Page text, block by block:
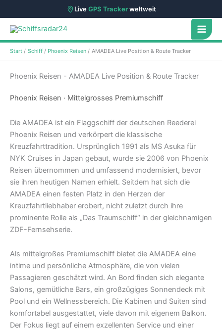
LiveGPS Trackerweltweit
Zum
Inhalt
springen
Start Schiff Phoenix Reisen AMADEA Live Position & Route Tracker
Phoenix Reisen - AMADEA Live Position & Route Tracker
Phoenix Reisen · Mittelgrosses Premiumschiff
Die AMADEA ist ein Flaggschiff der deutschen Reederei
Phoenix Reisen und verkörpert die klassische
Kreuzfahrttradition. Ursprünglich 1991 als MS Asuka für
NYK Cruises in Japan gebaut, wurde sie 2006 von Phoenix
Reisen übernommen und umfassend modernisiert, bevor
sie ihren heutigen Namen erhielt. Seitdem hat sich die
AMADEA einen festen Platz in den Herzen der
Kreuzfahrtliebhaber erobert, nicht zuletzt durch ihre
prominente Rolle als „Das Traumschiff“ in der gleichnamigen
ZDF-Fernsehserie.
Als mittelgroßes Premiumschiff bietet die AMADEA eine
intime und persönliche Atmosphäre, die von vielen
Passagieren geschätzt wird. An Bord finden sich elegante
Salons, gemütliche Bars, ein großzügiges Sonnendeck mit
Pool und ein Wellnessbereich. Die Kabinen und Suiten sind
komfortabel ausgestattet, viele davon mit eigenem Balkon.
Der Fokus liegt auf einem exzellenten Service und einer